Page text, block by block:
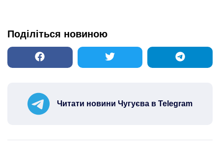
Поділіться новиною
Читати новини Чугуєва в Telegram